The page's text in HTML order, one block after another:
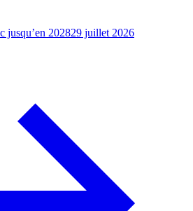
jusqu’en 202829 juillet 2026